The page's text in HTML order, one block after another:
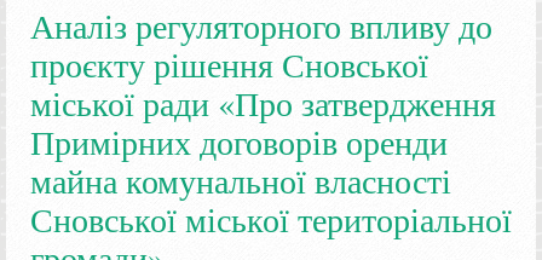
Аналіз регуляторного впливу до
проєкту рішення Сновської
міської ради «Про затвердження
Примірних договорів оренди
майна комунальної власності
Сновської міської територіальної